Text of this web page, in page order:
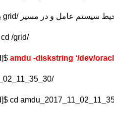
/grid/
amdu -diskstring ‘/dev/
cd